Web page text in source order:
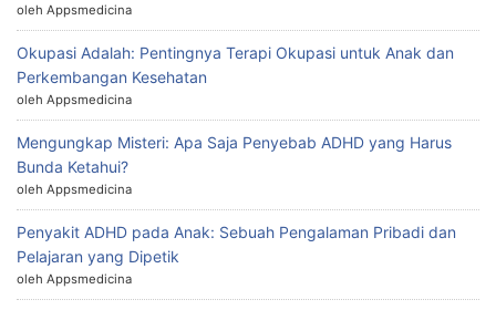
oleh Appsmedicina
Okupasi Adalah: Pentingnya Terapi Okupasi untuk Anak dan
Perkembangan Kesehatan
oleh Appsmedicina
Mengungkap Misteri: Apa Saja Penyebab ADHD yang Harus
Bunda Ketahui?
oleh Appsmedicina
Penyakit ADHD pada Anak: Sebuah Pengalaman Pribadi dan
Pelajaran yang Dipetik
oleh Appsmedicina